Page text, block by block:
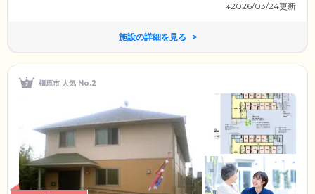
※2026/03/24更新
施設の詳細を見る
橿原市 人気 No.2